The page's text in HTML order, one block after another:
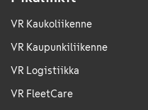
VR Kaukoliikenne
VR Kaupunkiliikenne
VR Logistiikka
VR FleetCare